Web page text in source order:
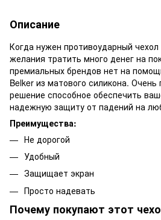
Описание
Когда нужен противоударный
желания тратить много денег на
премиальных брендов нет на
Belker из матового силикона. Очень
решение способное обеспечить
надежную защиту от падений на
Преимущества:
Не дорогой
Удобный
Защищает экран
Просто надевать
Почему покупают этот